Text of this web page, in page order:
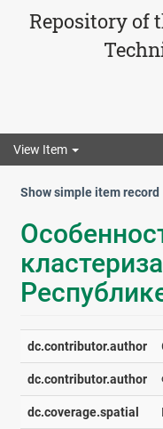
Repository of
View Item
Show simple item record
dc.contributor.author
dc.contributor.author
dc.coverage.spatial